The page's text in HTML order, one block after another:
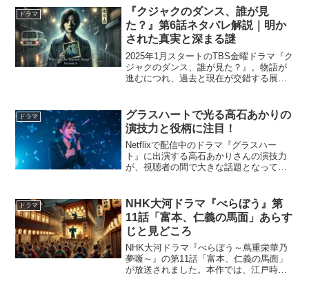
見た目とは裏腹に、帝都のまっすぐな誠
実さが、花恋の価値観を...
ドラマ
『クジャクのダンス、誰が見
た？』第6話ネタバレ解説｜明か
された真実と深まる謎
2025年1月スタートのTBS金曜ドラマ『ク
ジャクのダンス、誰が見た？』。物語が
進むにつれ、過去と現在が交錯する展開
留学中」と主張し、その写真を見せる場
面が描かれまし...
ドラマ
グラスハートで光る高石あかりの
演技力と役柄に注目！
Netflixで配信中のドラマ『グラスハー
ト』に出演する高石あかりさんの演技力
が、視聴者の間で大きな話題となってい
要なキャラクターです。この記事では、
『グラスハート』で...
ドラマ
NHK大河ドラマ『べらぼう』第
11話「富本、仁義の馬面」あらす
じと見どころ
NHK大河ドラマ『べらぼう～蔦重栄華乃
夢噺～』の第11話「富本、仁義の馬面」
が放送されました。本作では、江戸時代